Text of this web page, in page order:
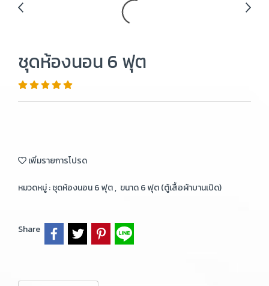
ชุดห้องนอน 6 ฟุต
เพิ่มรายการโปรด
หมวดหมู่ :ชุดห้องนอน 6 ฟุต, ขนาด 6 ฟุต (ตู้เสื้อผ้าบานเปิด)
Share